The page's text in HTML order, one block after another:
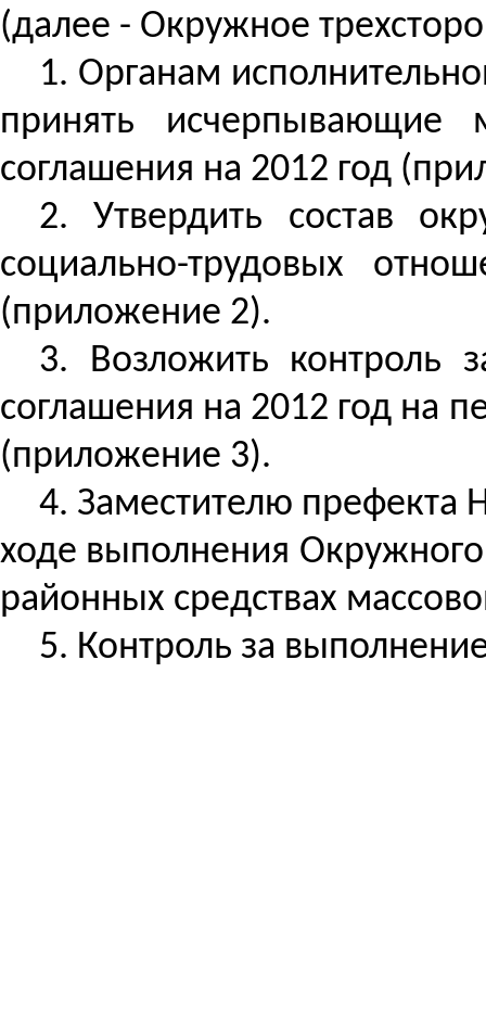
(далее - Окружное
1. Органам
принять исчерпывающие
соглашения на 2012 год
2. Утвердить состав
социально-трудовых
(приложение 2).
3. Возложить контроль
соглашения на 2012 год на
(приложение 3).
4. Заместителю префекта
ходе выполнения
районных средствах
5. Контроль за